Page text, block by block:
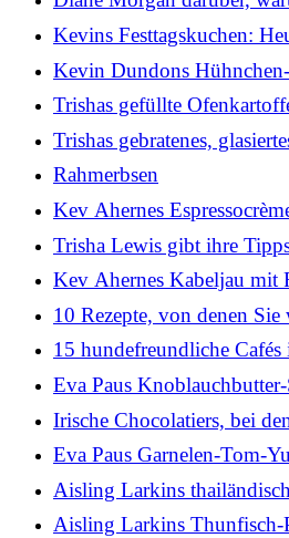
sollte
Kevins Festtagskuchen:
Kevin Dundons
Trishas gefüllte
Käse, Schnittlauch und
Trishas gebratenes,
geschmortem Wirsing,
gebutterten Babykartoffeln
Rahmerbsen
Kev Ahernes
Sahnelikör: Heute
Trisha Lewis gibt ihre
Wettbewerb der Today
Kev Ahernes Kabeljau mit
Kartoffelsalat: Heute
10 Rezepte, von denen Sie
dachten, Sie könnten sie
Heißluftfritteuse zubereiten
15 hundefreundliche
einen Puppuccino
Eva Paus
chinesischer Art
Irische Chocolatiers, bei
Osterleckereien kaufen
Eva Paus Garnelen-Tom-
Aisling Larkins
Curry: Heute
Aisling Larkins Thunfisch-